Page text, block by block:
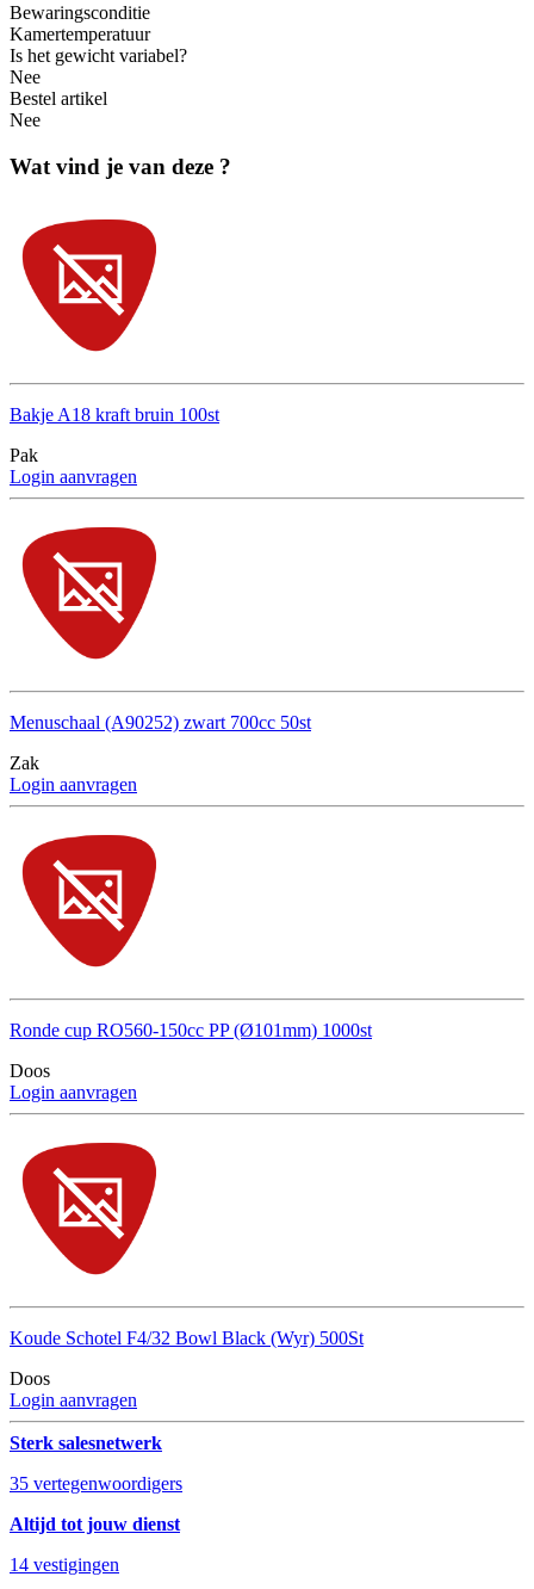
Bewaringsconditie
Kamertemperatuur
Is het gewicht variabel?
Nee
Bestel artikel
Nee
Wat vind je van deze ?
Bakje A18 kraft bruin 100st
Pak
Login aanvragen
Menuschaal (A90252) zwart 700cc 50st
Zak
Login aanvragen
Ronde cup RO560-150cc PP (Ø101mm) 1000st
Doos
Login aanvragen
Koude Schotel F4/32 Bowl Black (Wyr) 500St
Doos
Login aanvragen
Sterk salesnetwerk
35 vertegenwoordigers
Altijd tot jouw dienst
14 vestigingen